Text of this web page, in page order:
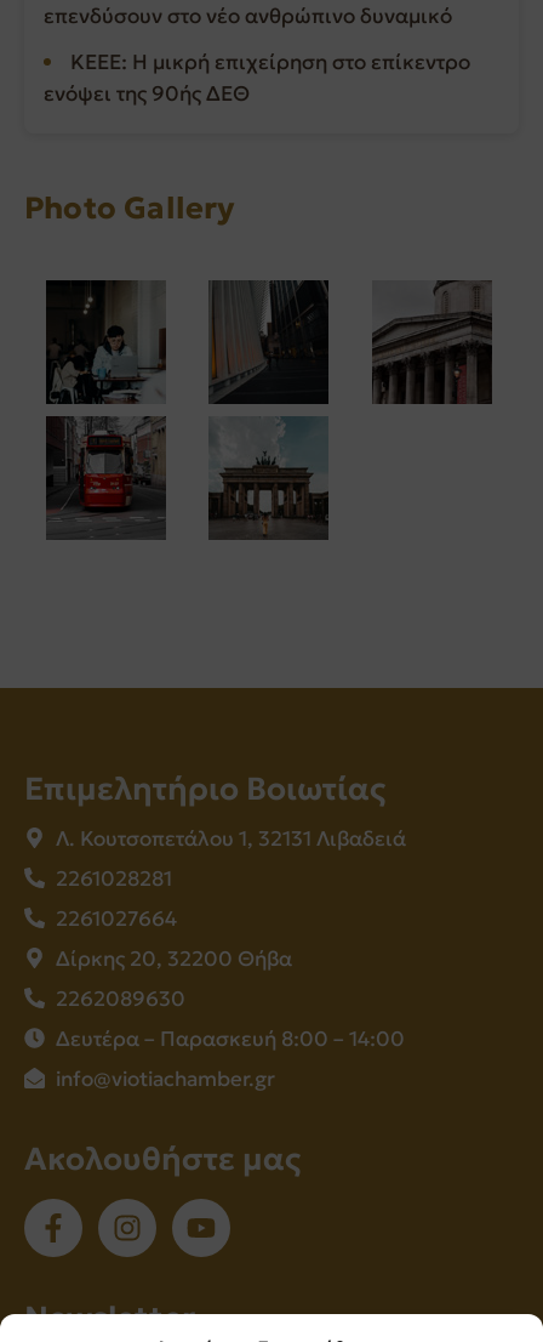
επενδύσουν στο νέο ανθρώπινο δυναμικό
ΚΕΕΕ: Η μικρή επιχείρηση στο επίκεντρο
ενόψει της 90ής ΔΕΘ
Photo Gallery
Επιμελητήριο Βοιωτίας
Λ. Κουτσοπετάλου 1, 32131 Λιβαδειά
2261028281
2261027664
Δίρκης 20, 32200 Θήβα
2262089630
Δευτέρα – Παρασκευή 8:00 – 14:00
info@viotiachamber.gr
Ακολουθήστε μας
Νewsletter